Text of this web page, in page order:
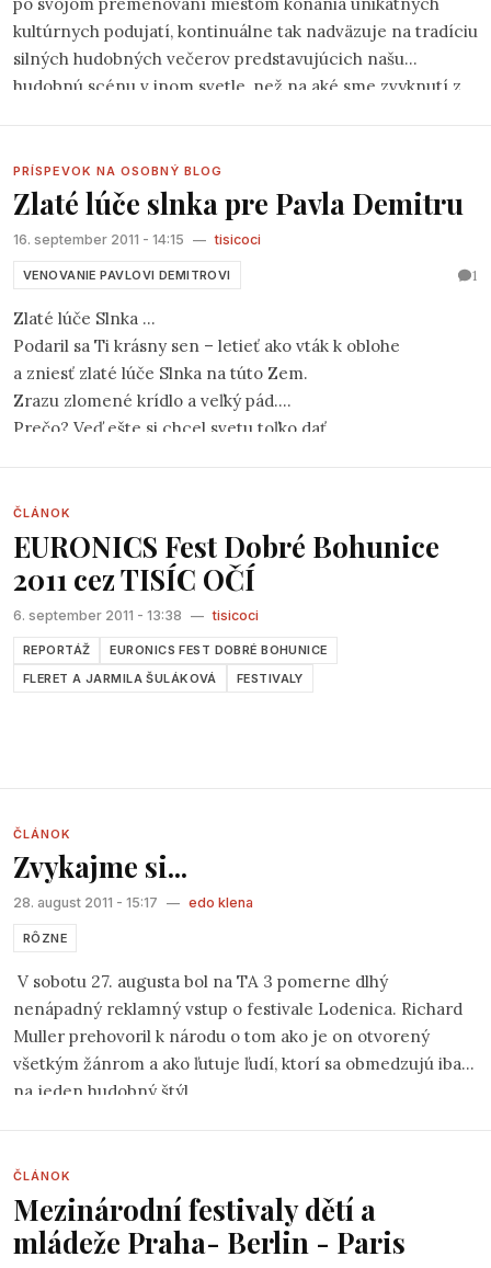
kultúrnych podujatí, kontinuálne tak nadväzuje na tradíciu
silných hudobných večerov predstavujúcich našu
hudobnú scénu v inom svetle, než na aké sme zvyknutí z
zaslúženej publicity, sa v sobotu 22.10.2011 konal tretí.
Tentoraz s názvomeM Fest 2011 , dramaturgicky a
žánrovo koncipovaný trochu inak. Vystúpilo v rámci neho
šesť interpretov, každý iný, svojím nezameniteľným
spôsobom originálny. Všetkých vystupujúcich však spájal
naopak sa z nej svojou pozíciou vyčleňujú.
PRÍSPEVOK NA OSOBNÝ BLOG
Zlaté lúče slnka pre Pavla Demitru
16. september 2011 - 14:15 — tisicoci
VENOVANIE PAVLOVI DEMITROVI 1
Zlaté lúče Slnka ...
Podaril sa Ti krásny sen – letieť ako vták k oblohe
a zniesť zlaté lúče Slnka na túto Zem.
Zrazu zlomené krídlo a veľký pád.
Prečo? Veď ešte si chcel svetu toľko dať.
veď výhry boli krédom Tvojho života.
ČLÁNOK
EURONICS Fest Dobré Bohunice
2011 cez TISÍC OČÍ
6. september 2011 - 13:38 — tisicoci
REPORTÁŽ
EURONICS FEST DOBRÉ BOHUNICE
FLERET A JARMILA ŠULÁKOVÁ
FESTIVALY
ČLÁNOK
Zvykajme si...
28. august 2011 - 15:17 — edo klena
RÔZNE
V sobotu 27. augusta bol na TA 3 pomerne dlhý
nenápadný reklamný vstup o festivale Lodenica. Richard
Muller prehovoril k národu o tom ako je on otvorený
všetkým žánrom a ako ľutuje ľudí, ktorí sa obmedzujú iba
na jeden hudobný štýl.
ČLÁNOK
Mezinárodní festivaly dětí a
mládeže Praha- Berlin - Paris